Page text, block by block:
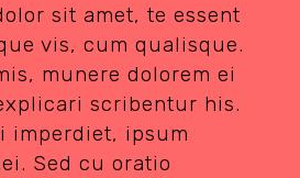
sit amet, te essent
vis, cum qualisque.
munere dolorem ei
scribentur his.
imperdiet, ipsum
Sed cu oratio